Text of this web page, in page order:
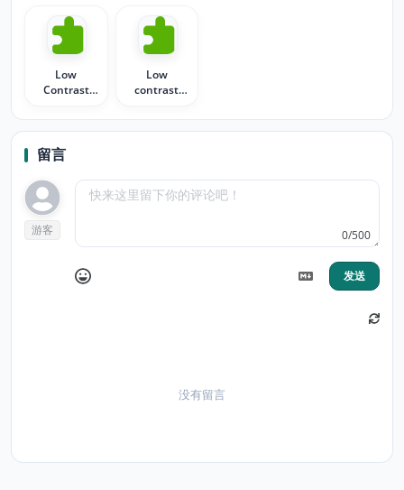
Low
Contrast
Low
contrast
留言
游客 0/500
发送
没有留言